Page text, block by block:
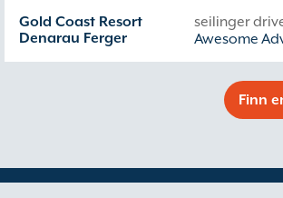
Gold Coast Resort
Denarau Ferger
seilinger
Awesome
Finn